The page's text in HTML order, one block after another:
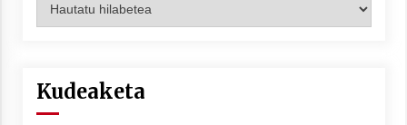
Kudeaketa